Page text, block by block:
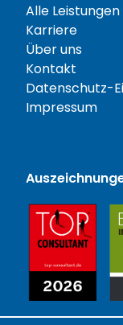
Alle
Karriere
Über uns
Kontakt
Datenschutz-
Impressum